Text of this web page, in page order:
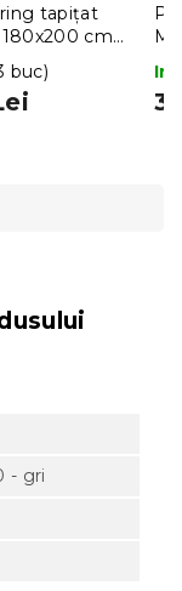
tapițat
cm
buc) In
3
- gri